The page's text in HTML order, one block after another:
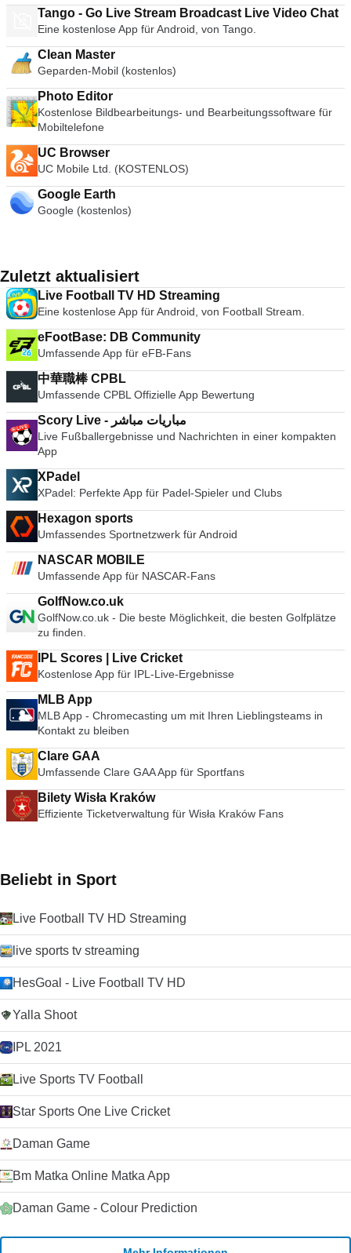
Tango - Go Live Stream Broadcast Live Video Chat
Eine kostenlose App für Android, von Tango.
Clean Master
Geparden-Mobil (kostenlos)
Photo Editor
Kostenlose Bildbearbeitungs- und Bearbeitungssoftware für
Mobiltelefone
UC Browser
UC Mobile Ltd. (KOSTENLOS)
Google Earth
Google (kostenlos)
Zuletzt aktualisiert
Live Football TV HD Streaming
Eine kostenlose App für Android, von Football Stream.
eFootBase: DB Community
Umfassende App für eFB-Fans
中華職棒 CPBL
Umfassende CPBL Offizielle App Bewertung
Scory Live - مباريات مباشر
Live Fußballergebnisse und Nachrichten in einer kompakten
App
XPadel
XPadel: Perfekte App für Padel-Spieler und Clubs
Hexagon sports
Umfassendes Sportnetzwerk für Android
NASCAR MOBILE
Umfassende App für NASCAR-Fans
GolfNow.co.uk
GolfNow.co.uk - Die beste Möglichkeit, die besten Golfplätze
zu finden.
IPL Scores | Live Cricket
Kostenlose App für IPL-Live-Ergebnisse
MLB App
MLB App - Chromecasting um mit Ihren Lieblingsteams in
Kontakt zu bleiben
Clare GAA
Umfassende Clare GAA App für Sportfans
Bilety Wisła Kraków
Effiziente Ticketverwaltung für Wisła Kraków Fans
Beliebt in Sport
Live Football TV HD Streaming
live sports tv streaming
HesGoal - Live Football TV HD
Yalla Shoot
IPL 2021
Live Sports TV Football
Star Sports One Live Cricket
Daman Game
Bm Matka Online Matka App
Daman Game - Colour Prediction